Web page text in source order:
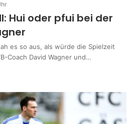
Hui oder pfui bei der
es so aus, als würde die Spielzeit
Coach David Wagner und…